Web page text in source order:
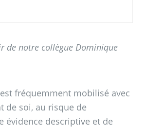
de notre collègue Dominique
fréquemment mobilisé avec
de soi, au risque de
évidence descriptive et de